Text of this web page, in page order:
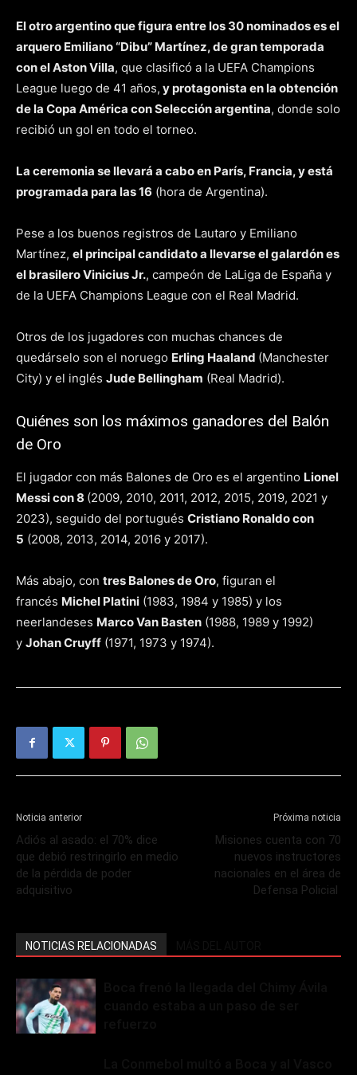
El otro argentino que figura entre los 30 nominados es el
arquero Emiliano “Dibu” Martínez, de gran temporada
con el Aston Villa, que clasificó a la UEFA Champions
League luego de 41 años, y protagonista en la obtención
de la Copa América con Selección argentina, donde solo
recibió un gol en todo el torneo.
La ceremonia se llevará a cabo en París, Francia, y está
programada para las 16 (hora de Argentina).
Pese a los buenos registros de Lautaro y Emiliano
Martínez, el principal candidato a llevarse el galardón es
el brasilero Vinicius Jr., campeón de LaLiga de España y
de la UEFA Champions League con el Real Madrid.
Otros de los jugadores con muchas chances de
quedárselo son el noruego Erling Haaland (Manchester
City) y el inglés Jude Bellingham (Real Madrid).
Quiénes son los máximos ganadores del Balón
de Oro
El jugador con más Balones de Oro es el argentino Lionel
Messi con 8 (2009, 2010, 2011, 2012, 2015, 2019, 2021 y
2023), seguido del portugués Cristiano Ronaldo con
5 (2008, 2013, 2014, 2016 y 2017).
Más abajo, con tres Balones de Oro, figuran el
francés Michel Platini (1983, 1984 y 1985) y los
neerlandeses Marco Van Basten (1988, 1989 y 1992)
y Johan Cruyff (1971, 1973 y 1974).
Noticia anterior
Adiós al asado: el 70% dice
que debió restringirlo en medio
de la pérdida de poder
adquisitivo
Próxima noticia
Misiones cuenta con 70
nuevos instructores
nacionales en el área de
Defensa Policial
NOTICIAS RELACIONADAS